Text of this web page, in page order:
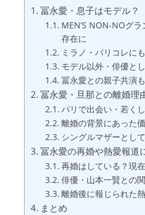
冨永愛・息子はモデル？
MEN’S NON-NOグ
存在に
ミラノ・パリコレに
モデル以外・俳優と
冨永愛との親子共演
冨永愛・旦那との離婚理
パリで出会い・若く
離婚の背景にあった
シングルマザーとし
冨永愛の再婚や熱愛報道
再婚はしている？現
俳優・山本一賢との
離婚後に報じられた
まとめ